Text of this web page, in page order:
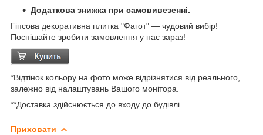
Додаткова знижка при самовивезенні.
Гіпсова декоративна плитка "Фагот" — чудовий вибір!
Поспішайте зробити замовлення у нас зараз!
*Відтінок кольору на фото може відрізнятися від реального,
залежно від налаштувань Вашого монітора.
**Доставка здійснюється до входу до будівлі.
Приховати